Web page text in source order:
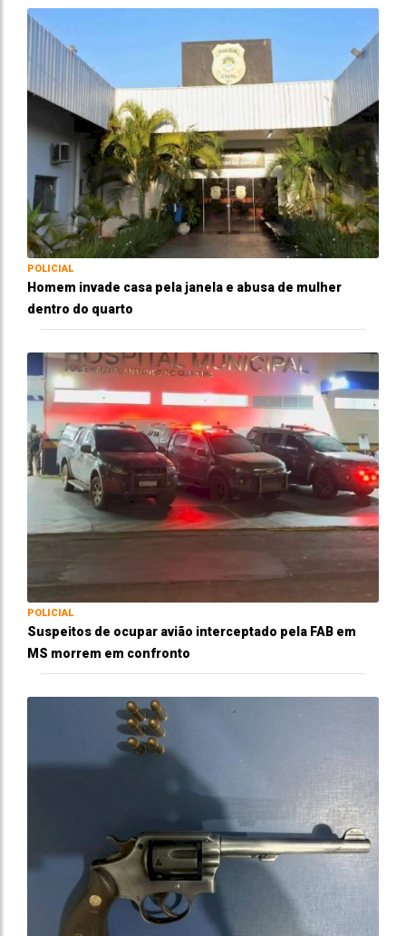
POLICIAL
Homem invade casa pela janela e abusa de mulher
dentro do quarto
POLICIAL
Suspeitos de ocupar avião interceptado pela FAB em
MS morrem em confronto